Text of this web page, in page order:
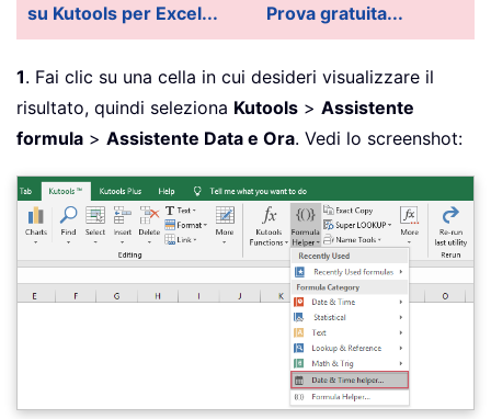
su Kutools per Excel...
Prova gratuita...
1. Fai clic su una cella in cui desideri visualizzare il
risultato, quindi seleziona Kutools > Assistente
formula > Assistente Data e Ora. Vedi lo screenshot: